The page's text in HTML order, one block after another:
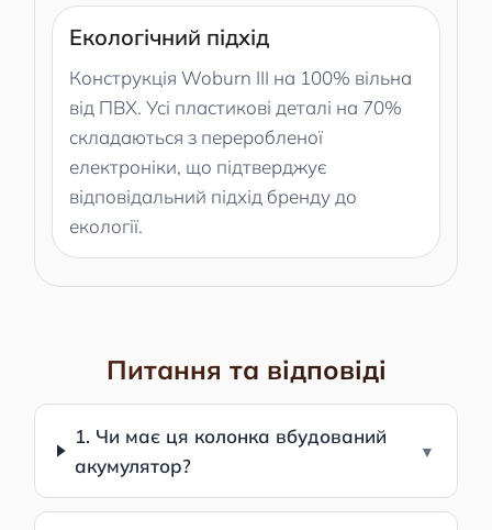
Екологічний підхід
Конструкція Woburn III на 100% вільна
від ПВХ. Усі пластикові деталі на 70%
складаються з переробленої
електроніки, що підтверджує
відповідальний підхід бренду до
екології.
Питання та відповіді
1. Чи має ця колонка вбудований
акумулятор?